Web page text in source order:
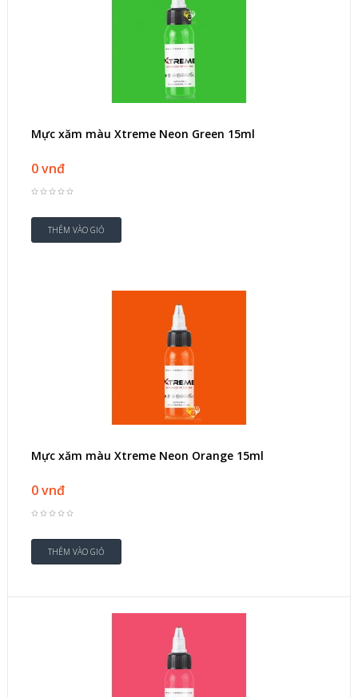
Mực xăm màu Xtreme Neon Green 15ml
0 vnđ
Mực xăm màu Xtreme Neon Orange 15ml
0 vnđ